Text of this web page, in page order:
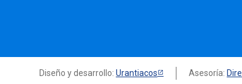
Diseño y desarrollo: Urantiacos Asesoría: